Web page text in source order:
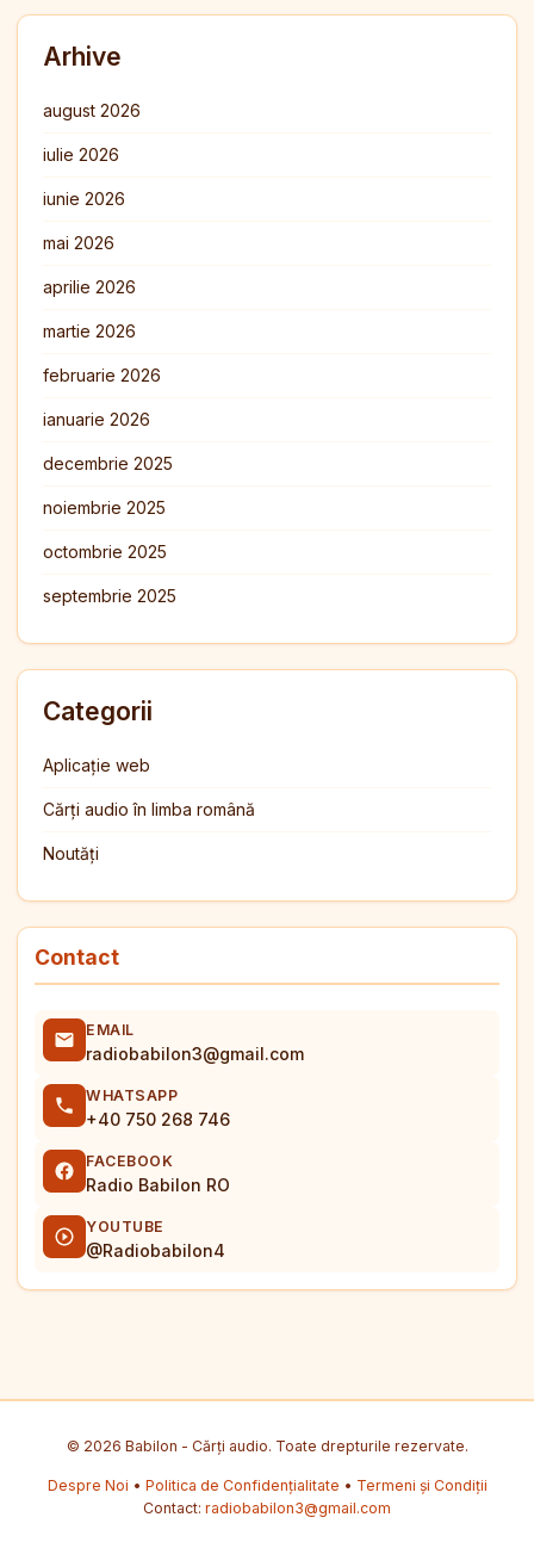
Arhive
august 2026
iulie 2026
iunie 2026
mai 2026
aprilie 2026
martie 2026
februarie 2026
ianuarie 2026
decembrie 2025
noiembrie 2025
octombrie 2025
septembrie 2025
Categorii
Aplicație web
Cărți audio în limba română
Noutăți
Contact
EMAIL
radiobabilon3@gmail.com
WHATSAPP
+40 750 268 746
FACEBOOK
Radio Babilon RO
YOUTUBE
@Radiobabilon4
© 2026 Babilon - Cărți audio. Toate drepturile rezervate.
Despre Noi • Politica de Confidențialitate • Termeni și Condiții
Contact: radiobabilon3@gmail.com